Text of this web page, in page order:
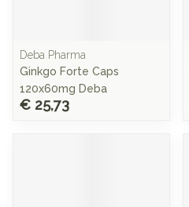
Deba Pharma
Ginkgo Forte Caps
120x60mg Deba
€ 25,73